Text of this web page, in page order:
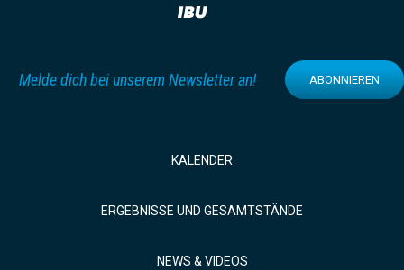
Melde dich bei unserem Newsletter an! ABONNIEREN
KALENDER
ERGEBNISSE UND GESAMTSTÄNDE
NEWS & VIDEOS